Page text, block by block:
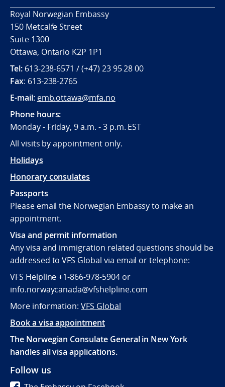
Royal Norwegian Embassy
150 Metcalfe Street
Suite 1300
Ottawa, Ontario K2P 1P1
Tel:613-238-6571 / (+47) 23 95 28 00
Fax: 613-238-2765
E-mail: emb.ottawa@mfa.no
Phone hours:
Monday - Friday, 9 a.m. - 3 p.m. EST
All visits by appointment only.
Holidays
Honorary consulates
Passports
Please email the Norwegian Embassy to make an
appointment.
Visa and permit information
Any visa and immigration related questions should be
addressed to VFS Global via email or telephone:
VFS Helpline +1-866-978-5904 or
info.norwaycanada@vfshelpline.com
More information:VFS Global
Book a visa appointment
The Norwegian Consulate General in New York
handles all visa applications.
Follow us